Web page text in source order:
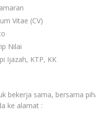
Vitae (CV)
Nilai
Ijazah, KTP, KK
bekerja sama, bersama
ke alamat :